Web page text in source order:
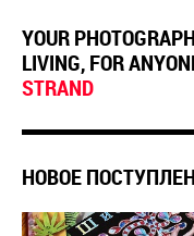
YOUR
LIVING, FOR
STRAND
НОВОЕ